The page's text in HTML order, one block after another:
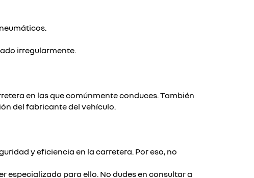
irregularmente.
en las que comúnmente conduces. También
del fabricante del vehículo.
y eficiencia en la carretera. Por eso, no
especializado para ello. No dudes en consultar a